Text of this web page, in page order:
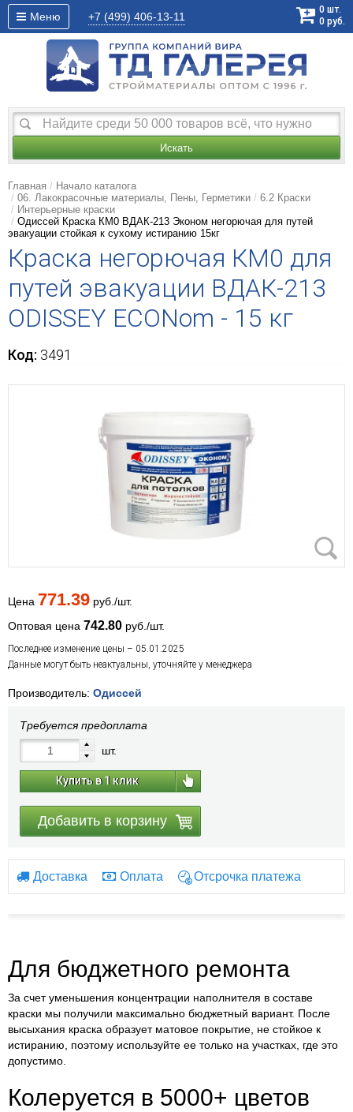
Меню +7 (499) 406-13-11
0 шт.
0 руб.
Искать
Главная
Начало каталога
06. Лакокрасочные материалы, Пены, Герметики
6.2 Краски
Интерьерные краски
Одиссей Краска КМ0 ВДАК-213 Эконом негорючая для путей
эвакуации стойкая к сухому истиранию 15кг
Краска негорючая КМ0 для
путей эвакуации ВДАК-213
ODISSEY ECONom - 15 кг
Код: 3491
Цена 771.39 руб./шт.
Оптовая цена 742.80 руб./шт.
Последнее изменение цены – 05.01.2025
Данные могут быть неактуальны, уточняйте у менеджера
Производитель: Одиссей
Требуется предоплата
шт.
Купить в 1 клик
Добавить в корзину
Доставка Оплата Отсрочка платежа
Для бюджетного ремонта
За счет уменьшения концентрации наполнителя в составе
краски мы получили максимально бюджетный вариант. После
высыхания краска образует матовое покрытие, не стойкое к
истиранию, поэтому используйте ее только на участках, где это
допустимо.
Колеруется в 5000+ цветов